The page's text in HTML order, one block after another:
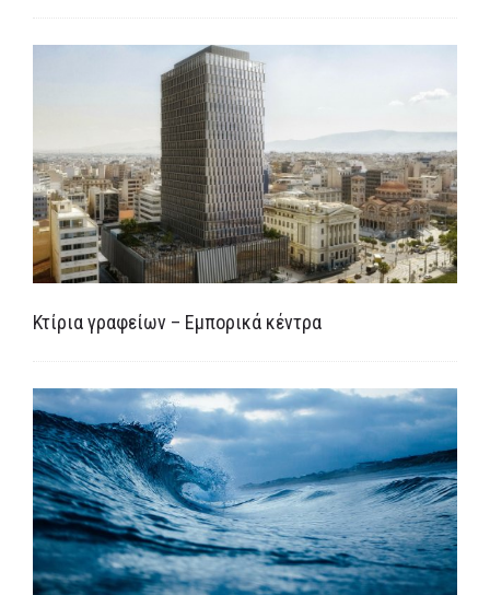
Κτίρια γραφείων – Εμπορικά κέντρα